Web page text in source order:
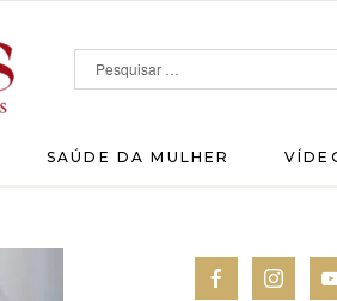
SAÚDE DA MULHER